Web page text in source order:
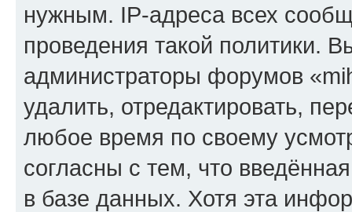
нужным. IP-адреса всех
проведения такой политики.
администраторы форумов
удалить, отредактировать,
любое время по своему
согласны с тем, что
в базе данных. Хотя эта